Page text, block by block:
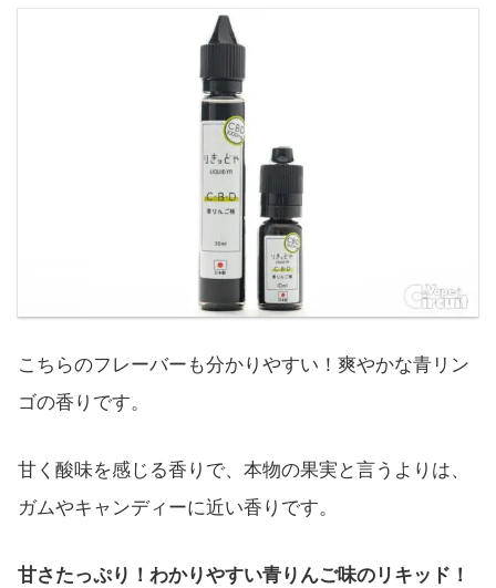
こちらのフレーバーも分かりやすい！爽やかな青リン
ゴの香りです。
甘く酸味を感じる香りで、本物の果実と言うよりは、
ガムやキャンディーに近い香りです。
甘さたっぷり！わかりやすい青りんご味のリキッド！